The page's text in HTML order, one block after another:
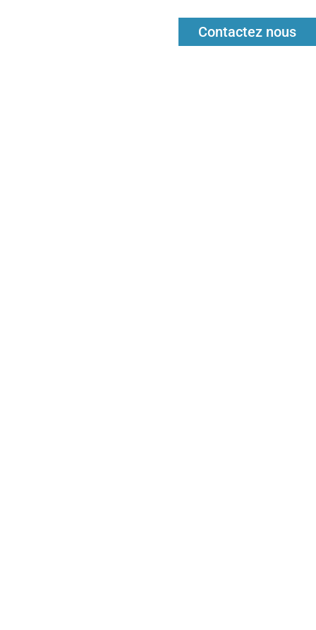
Contactez nous